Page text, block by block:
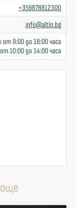
+359878812300
info@altin.bg
9:00 до 18:00 часа
10:00 до 14:00 часа